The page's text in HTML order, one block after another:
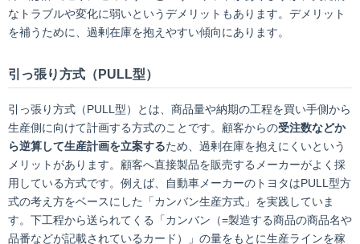
なトラブルや変化に弱いというデメリットもあります。デメリット
を補うために、過剰在庫を抱えやすい傾向にあります。
引っ張り方式（PULL型）
引っ張り方式（PULL型）とは、商品量や納期の工程を買い手側から
生産側に向けて計画する方式のことです。顧客からの受注数などか
ら逆算して生産計画を立案するため、過剰在庫を抱えにくいという
メリットがあります。顧客へ直接製品を販売するメーカーがよく採
用している方式です。例えば、自動車メーカーのトヨタはPULL型方
式の考え方をベースにした「カンバン生産方式」を実践していま
す。下工程から送られてくる「カンバン（=製造する商品の商品名や
品番などが記載されているカード）」の量をもとに生産ラインを稼